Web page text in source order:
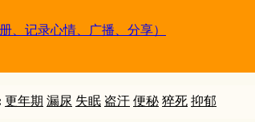
、记录心情、广播、分享）
更年期 漏尿 失眠 盗汗 便秘 猝死 抑郁